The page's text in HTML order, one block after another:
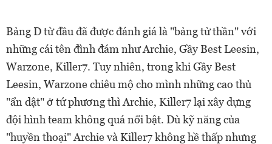
Bảng D từ đầu đã được đánh giá là "bảng tử thần" với
những cái tên đình đám như Archie, Gầy Best Leesin,
Warzone, Killer7. Tuy nhiên, trong khi Gầy Best
Leesin, Warzone chiêu mộ cho mình những cao thủ
"ẩn dật" ở tứ phương thì Archie, Killer7 lại xây dựng
đội hình team không quá nổi bật. Dù kỹ năng của
"huyền thoại" Archie và Killer7 không hề thấp nhưng